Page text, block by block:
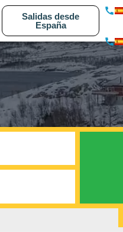
Salidas desde
España